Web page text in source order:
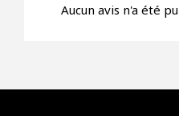
Aucun avis n'a été